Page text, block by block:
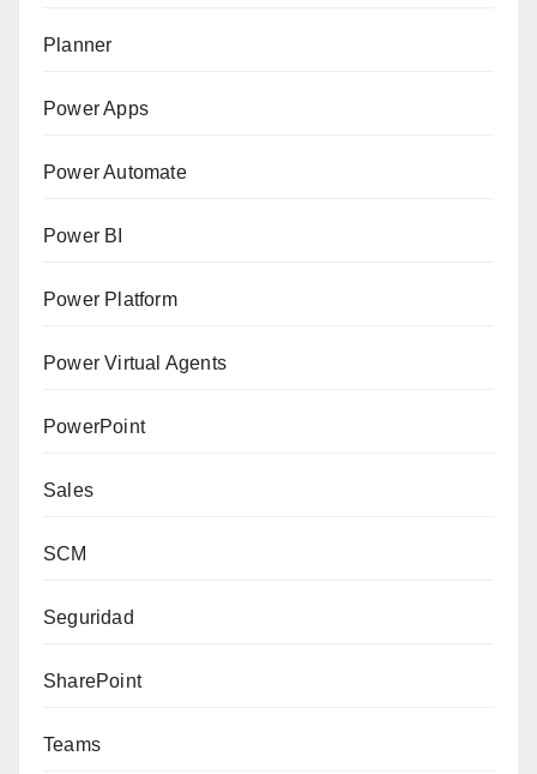
Planner
Power Apps
Power Automate
Power BI
Power Platform
Power Virtual Agents
PowerPoint
Sales
SCM
Seguridad
SharePoint
Teams